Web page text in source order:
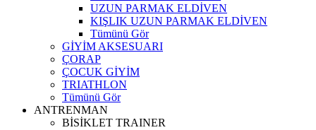
UZUN PARMAK ELDİVEN
KIŞLIK UZUN PARMAK ELDİVEN
Tümünü Gör
GİYİM AKSESUARI
ÇORAP
ÇOCUK GİYİM
TRIATHLON
Tümünü Gör
ANTRENMAN
BİSİKLET TRAINER